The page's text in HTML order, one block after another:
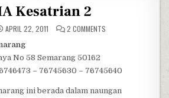
Kesatrian 2
APRIL 22, 2011 2 COMMENTS
No 58 Semarang 50162
– 76745630 – 76745640
ini berada dalam naungan